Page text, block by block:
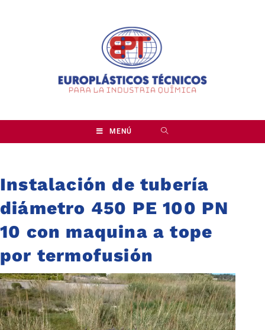
MENÚ
Instalación de tubería
diámetro 450 PE 100 PN
10 con maquina a tope
por termofusión